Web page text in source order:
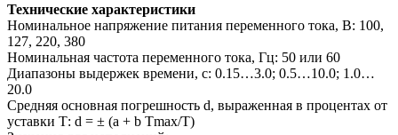
Технические характеристики
Номинальное напряжение питания переменного тока, В: 100,
127, 220, 380
Номинальная частота переменного тока, Гц: 50 или 60
Диапазоны выдержек времени, с: 0.15…3.0; 0.5…10.0; 1.0…
20.0
Средняя основная погрешность d, выраженная в процентах от
уставки Т: d = ± (a + b Tmax/T)